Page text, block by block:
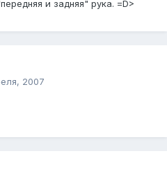
и задняя" рука. =D>
2007